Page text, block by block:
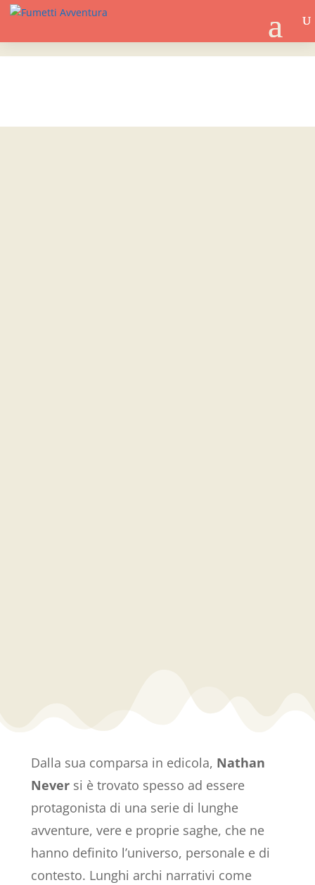
Dalla sua comparsa in edicola, Nathan
Neversi è trovato spesso ad essere
protagonista di una serie di lunghe
avventure, vere e proprie saghe, che ne
hanno definito l’universo, personale e di
contesto. Lunghi archi narrativi come